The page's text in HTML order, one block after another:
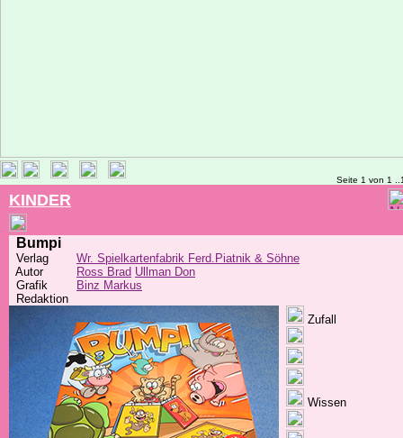
Seite 1 von 1
KINDER
Bumpi
Verlag
Wr. Spielkartenfabrik Ferd.Piatnik & Söhne
Autor
Ross Brad Ullman Don
Grafik
Binz Markus
Redaktion
Zufall
Wissen